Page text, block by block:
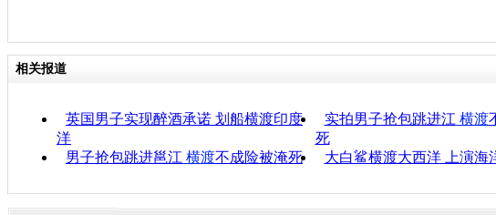
相关报道
英国男子实现醉酒承诺 划船横渡印度
洋
实拍男子抢包跳进江 横渡
死
男子抢包跳进邕江 横渡不成险被淹死 大白鲨横渡大西洋 上演海